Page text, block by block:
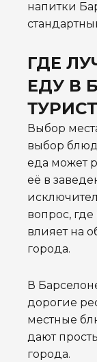
напитки
ГДЕ
ЕДУ В
Выбор
выбор
еда может
её в
вопрос,
влияет на
города.
В
дорогие
местные
дают
города.